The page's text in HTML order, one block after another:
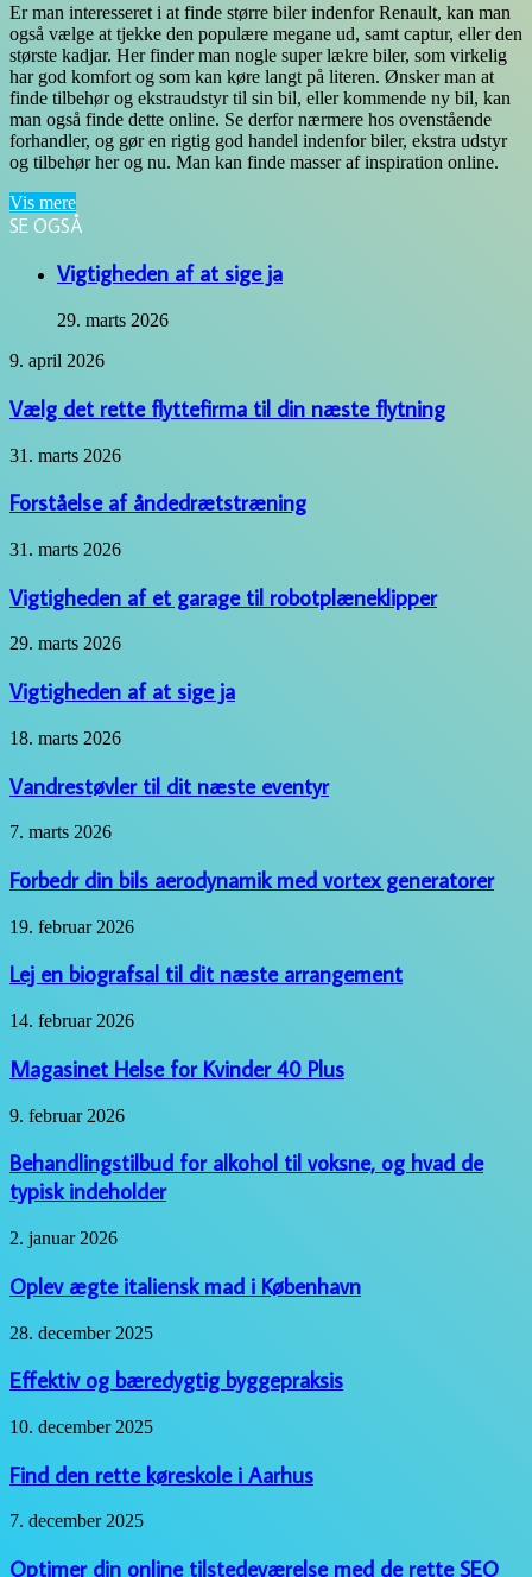
Er man interesseret i at finde større biler indenfor Renault, kan man
også vælge at tjekke den populære megane ud, samt captur, eller den
største kadjar. Her finder man nogle super lækre biler, som virkelig
har god komfort og som kan køre langt på literen. Ønsker man at
finde tilbehør og ekstraudstyr til sin bil, eller kommende ny bil, kan
man også finde dette online. Se derfor nærmere hos ovenstående
forhandler, og gør en rigtig god handel indenfor biler, ekstra udstyr
og tilbehør her og nu. Man kan finde masser af inspiration online.
Vis mere
SE OGSÅ
Vigtigheden af at sige ja
29. marts 2026
Vælg
rette
flyttefirma
til
din
flytning
9. april 2026
Vælg det rette flyttefirma til din næste flytning
Forståelse
åndedrætstræning
31. marts 2026
Forståelse af åndedrætstræning
Vigtigheden
et
garage
til
robotplæneklipper
31. marts 2026
Vigtigheden af et garage til robotplæneklipper
Vigtigheden
at
sige
ja
29. marts 2026
Vigtigheden af at sige ja
Vandrestøvler
dit
næste
eventyr
18. marts 2026
Vandrestøvler til dit næste eventyr
Forbedr
bils
aerodynamik
med
vortex
7. marts 2026
Forbedr din bils aerodynamik med vortex generatorer
Lej
biografsal
til
dit
næste
19. februar 2026
Lej en biografsal til dit næste arrangement
Magasinet
for
Kvinder
40
Plus
14. februar 2026
Magasinet Helse for Kvinder 40 Plus
Behandlingstilbud
alkohol
til
voksne,
hvad
typisk
9. februar 2026
Behandlingstilbud for alkohol til voksne, og hvad de
typisk indeholder
Oplev
italiensk
mad
i
København
2. januar 2026
Oplev ægte italiensk mad i København
Effektiv
bæredygtig
byggepraksis
28. december 2025
Effektiv og bæredygtig byggepraksis
Find
rette
køreskole
i
Aarhus
10. december 2025
Find den rette køreskole i Aarhus
Optimer
online
7. december 2025
Optimer din online tilstedeværelse med de rette SEO